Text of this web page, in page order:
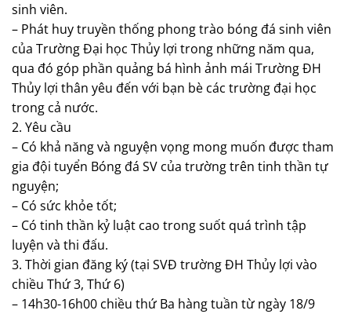
sinh viên.
– Phát huy truyền thống phong trào bóng đá sinh viên
của Trường Đại học Thủy lợi trong những năm qua,
qua đó góp phần quảng bá hình ảnh mái Trường ĐH
Thủy lợi thân yêu đến với bạn bè các trường đại học
trong cả nước.
2. Yêu cầu
– Có khả năng và nguyện vọng mong muốn được tham
gia đội tuyển Bóng đá SV của trường trên tinh thần tự
nguyện;
– Có sức khỏe tốt;
– Có tinh thần kỷ luật cao trong suốt quá trình tập
luyện và thi đấu.
3. Thời gian đăng ký (tại SVĐ trường ĐH Thủy lợi vào
chiều Thứ 3, Thứ 6)
– 14h30-16h00 chiều thứ Ba hàng tuần từ ngày 18/9